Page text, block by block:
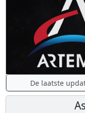
De laatste